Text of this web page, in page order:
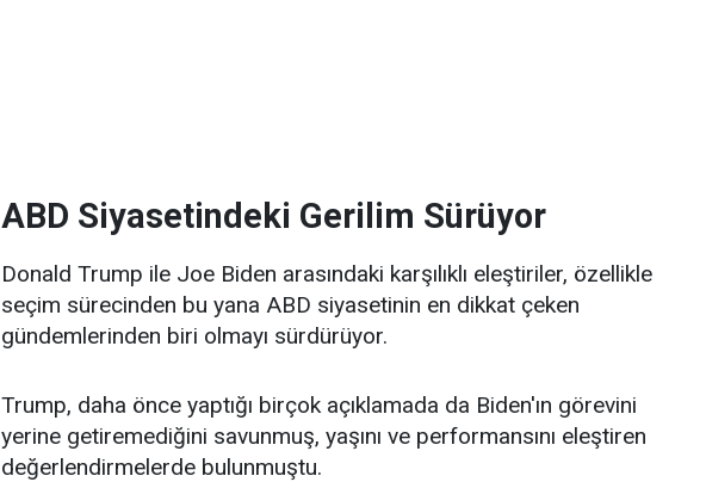
ABD Siyasetindeki Gerilim Sürüyor
Donald Trump ile Joe Biden arasındaki karşılıklı eleştiriler, özellikle
seçim sürecinden bu yana ABD siyasetinin en dikkat çeken
gündemlerinden biri olmayı sürdürüyor.
Trump, daha önce yaptığı birçok açıklamada da Biden'ın görevini
yerine getiremediğini savunmuş, yaşını ve performansını eleştiren
değerlendirmelerde bulunmuştu.